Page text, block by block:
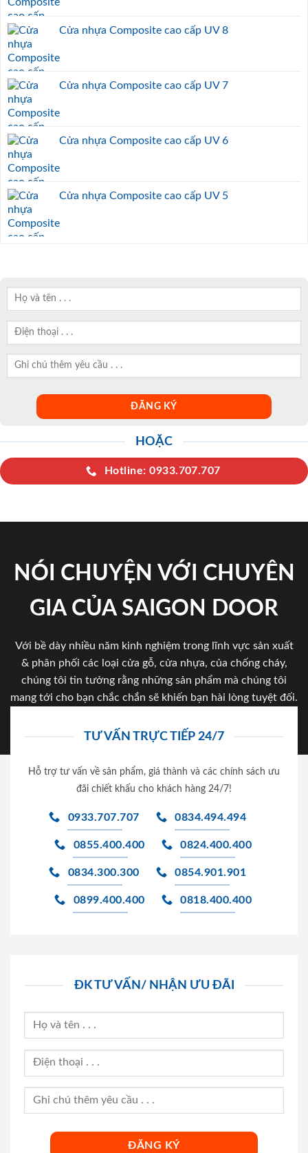
Cửa nhựa Composite cao cấp UV 8
Cửa nhựa Composite cao cấp UV 7
Cửa nhựa Composite cao cấp UV 6
Cửa nhựa Composite cao cấp UV 5
HOẶC
Hotline: 0933.707.707
NÓI CHUYỆN VỚI CHUYÊN
GIA CỦA SAIGON DOOR
Với bề dày nhiều năm kinh nghiệm trong lĩnh vực sản xuất
& phân phối các loại cửa gỗ, cửa nhựa, của chống cháy,
chúng tôi tin tưởng rằng những sản phẩm mà chúng tôi
mang tới cho bạn chắc chắn sẽ khiến bạn hài lòng tuyệt đối.
TƯ VẤN TRỰC TIẾP 24/7
Hỗ trợ tư vấn về sản phẩm, giá thành và các chính sách ưu
đãi chiết khấu cho khách hàng 24/7!
0933.707.707 0834.494.494
0855.400.400 0824.400.400
0834.300.300 0854.901.901
0899.400.400 0818.400.400
ĐK TƯ VẤN/ NHẬN ƯU ĐÃI